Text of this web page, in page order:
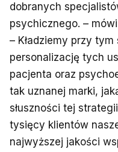
dobranych
psychicznego. – mówi
– Kładziemy przy
personalizację tych
pacjenta oraz
tak uznanej marki,
słuszności tej
tysięcy klientów
najwyższej jakości